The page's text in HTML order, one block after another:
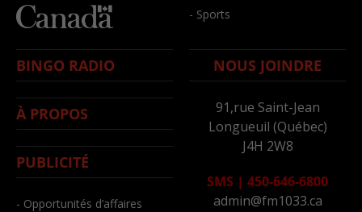
- Sports
BINGO RADIO
À PROPOS
PUBLICITÉ
- Opportunités d’affaires
NOUS JOINDRE
91,rue Saint-Jean
Longueuil (Québec)
J4H 2W8
SMS | 450-646-6800
admin@fm1033.ca